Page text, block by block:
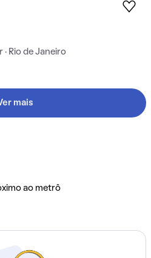
Rio de Janeiro
mais
ao metrô